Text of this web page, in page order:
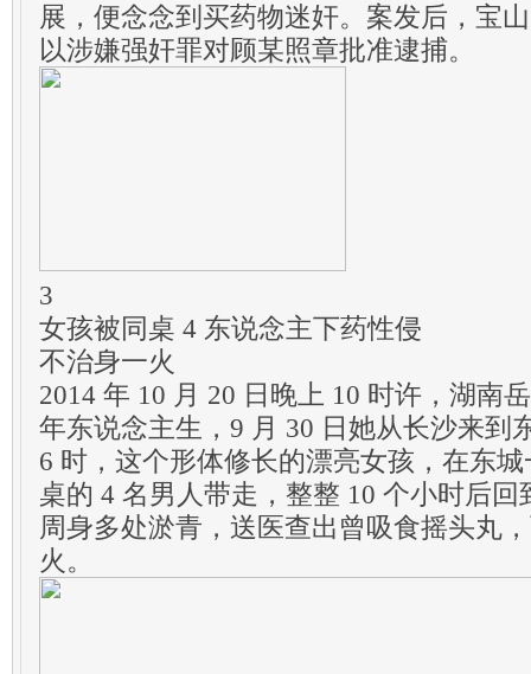
展，便念念到买药物迷奸。案发后，宝
以涉嫌强奸罪对顾某照章批准逮捕。
3
女孩被同桌 4 东说念主下药性侵
不治身一火
2014 年 10 月 20 日晚上 10 时许，湖南
年东说念主生，9 月 30 日她从长沙来到
6 时，这个形体修长的漂亮女孩，在东
桌的 4 名男人带走，整整 10 个小时后
周身多处淤青，送医查出曾吸食摇头丸
火。